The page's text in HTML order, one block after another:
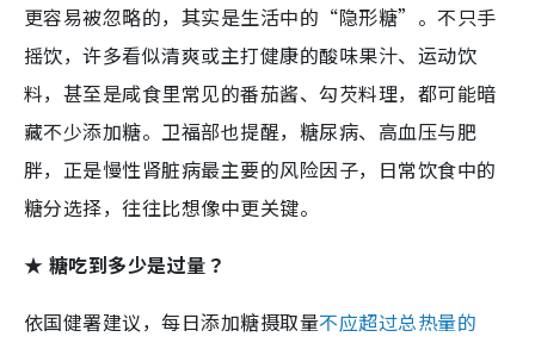
更容易被忽略的，其实是生活中的“隐形糖”。不只手
摇饮，许多看似清爽或主打健康的酸味果汁、运动饮
料，甚至是咸食里常见的番茄酱、勾芡料理，都可能暗
藏不少添加糖。卫福部也提醒，糖尿病、高血压与肥
胖，正是慢性肾脏病最主要的风险因子，日常饮食中的
糖分选择，往往比想像中更关键。
★ 糖吃到多少是过量？
依国健署建议，每日添加糖摄取量不应超过总热量的